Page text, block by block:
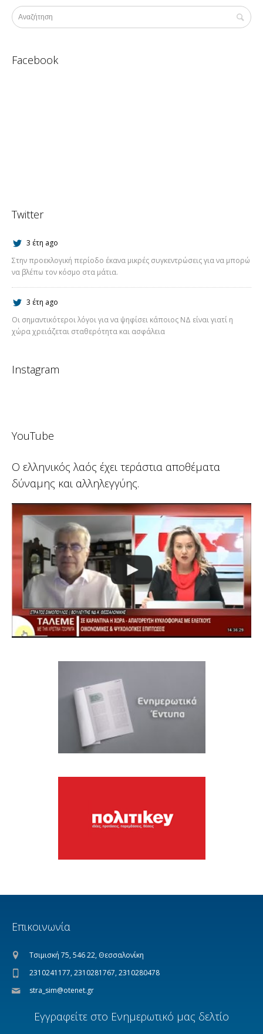
Facebook
Twitter
3 έτη ago
Στην προεκλογική περίοδο έκανα μικρές συγκεντρώσεις για να μπορώ
να βλέπω τον κόσμο στα μάτια.
3 έτη ago
Οι σημαντικότεροι λόγοι για να ψηφίσει κάποιος ΝΔ είναι γιατί η
χώρα χρειάζεται σταθερότητα και ασφάλεια
Instagram
YouTube
Ο ελληνικός λαός έχει τεράστια αποθέματα
δύναμης και αλληλεγγύης.
Επικοινωνία
Τσιμισκή 75, 546 22, Θεσσαλονίκη
2310241177, 2310281767, 2310280478
stra_sim@otenet.gr
Εγγραφείτε στο Ενημερωτικό μας δελτίο